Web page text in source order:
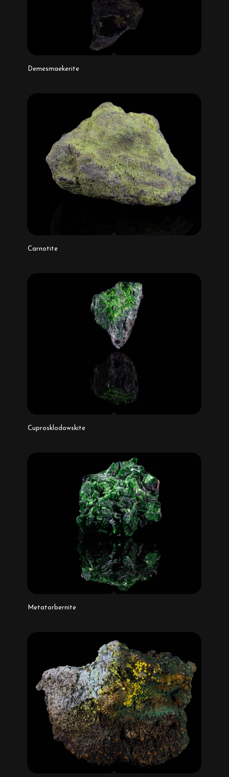
Demesmaekerite
Carnotite
Cuprosklodowskite
Metatorbernite